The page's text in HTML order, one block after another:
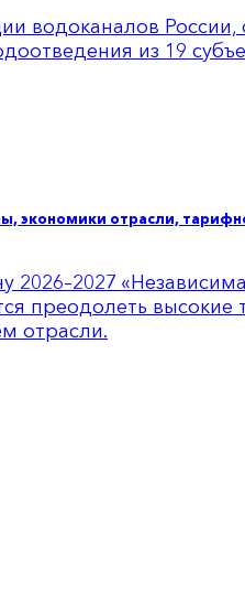
водоканалов
из 19
экономики отрасли,
преодолеть
отрасли.